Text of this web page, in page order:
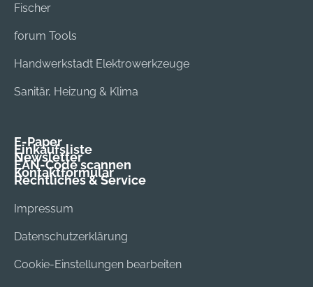
Fischer
forum Tools
Handwerkstadt Elektrowerkzeuge
Sanitär, Heizung & Klima
E-Paper
Einkaufsliste
Newsletter
EAN-Code scannen
Kontaktformular
Rechtliches & Service
Impressum
Datenschutzerklärung
Cookie-Einstellungen bearbeiten